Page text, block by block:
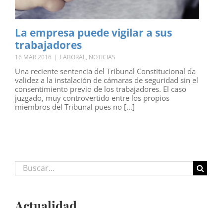
La empresa puede vigilar a sus
trabajadores
16 MAR 2016 | LABORAL, NOTICIAS
Una reciente sentencia del Tribunal Constitucional da
validez a la instalación de cámaras de seguridad sin el
consentimiento previo de los trabajadores. El caso
juzgado, muy controvertido entre los propios
miembros del Tribunal pues no [...]
Buscar: